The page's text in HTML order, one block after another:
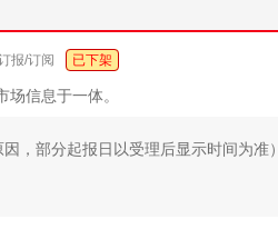
报/订阅 已下架
信息于一体。
，部分起报日 以受理后显示时间为准）